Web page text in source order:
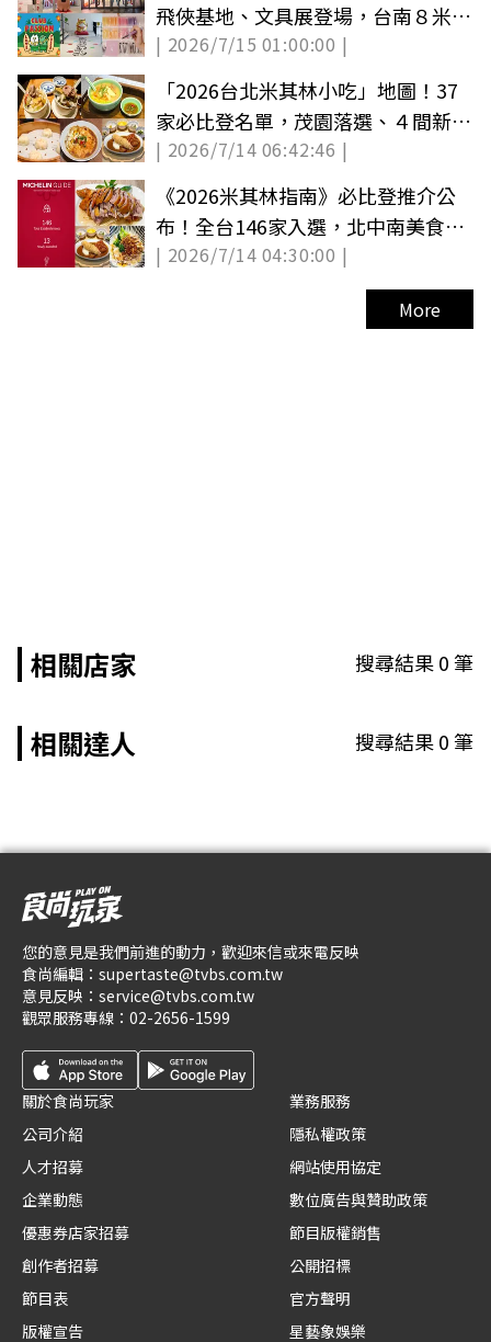
飛俠基地、文具展登場，台南８米滑
水道必玩
| 2026/7/15 01:00:00 |
「2026台北米其林小吃」地圖！37
家必比登名單，茂園落選、４間新入
榜餐廳必吃
| 2026/7/14 06:42:46 |
《2026米其林指南》必比登推介公
布！全台146家入選，北中南美食名
單一覽
| 2026/7/14 04:30:00 |
More
相關店家 搜尋結果0筆
相關達人 搜尋結果0筆
您的意見是我們前進的動力，歡迎來信或來電反映
食尚編輯： supertaste@tvbs.com.tw
意見反映： service@tvbs.com.tw
觀眾服務專線： 02-2656-1599
關於食尚玩家
公司介紹
人才招募
企業動態
優惠券店家招募
創作者招募
節目表
版權宣告
業務服務
隱私權政策
網站使用協定
數位廣告與贊助政策
節目版權銷售
公開招標
官方聲明
星藝象娛樂